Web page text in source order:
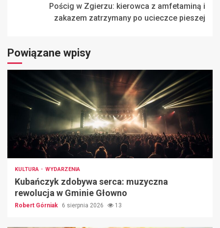
Pościg w Zgierzu: kierowca z amfetaminą i
zakazem zatrzymany po ucieczce pieszej
Powiązane wpisy
KULTURA WYDARZENIA
Kubańczyk zdobywa serca: muzyczna
rewolucja w Gminie Głowno
Robert Górniak 6 sierpnia 2026 13